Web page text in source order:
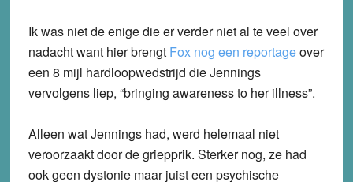
Ik was niet de enige die er verder niet al te veel over
nadacht want hier brengt Fox nog een reportageover
een 8 mijl hardloopwedstrijd die Jennings
vervolgens liep, “bringing awareness to her illness”.
Alleen wat Jennings had, werd helemaal niet
veroorzaakt door de griepprik. Sterker nog, ze had
ook geen dystonie maar juist een psychische